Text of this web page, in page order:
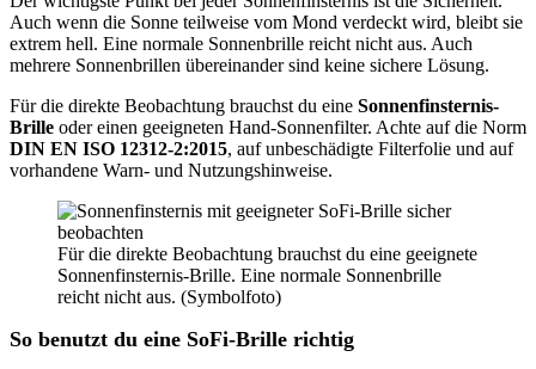
Auch wenn die Sonne teilweise vom Mond verdeckt wird, bleibt sie
extrem hell. Eine normale Sonnenbrille reicht nicht aus. Auch
mehrere Sonnenbrillen übereinander sind keine sichere Lösung.
Für die direkte Beobachtung brauchst du eine Sonnenfinsternis-
Brille oder einen geeigneten Hand-Sonnenfilter. Achte auf die Norm
DIN EN ISO 12312-2:2015, auf unbeschädigte Filterfolie und auf
vorhandene Warn- und Nutzungshinweise.
Für die direkte Beobachtung brauchst du eine geeignete
Sonnenfinsternis-Brille. Eine normale Sonnenbrille
reicht nicht aus. (Symbolfoto)
So benutzt du eine SoFi-Brille richtig